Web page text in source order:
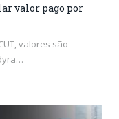
valor pago por
valores são